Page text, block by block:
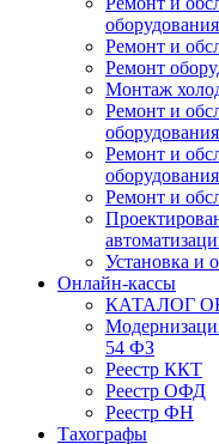
оборудования
Ремонт и
Ремонт
Монтаж
Ремонт и
оборудования
Ремонт и
оборудования
Ремонт и
Установка и
Онлайн-кассы
КАТАЛОГ
54 ФЗ
Реестр ККТ
Реестр ОФД
Реестр ФН
Тахографы